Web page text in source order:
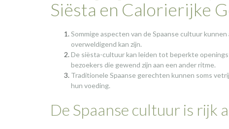
Siësta en Calorierijke
Sommige aspecten van de Spaanse cultuur
overweldigend kan zijn.
De siësta-cultuur kan leiden tot beperkte
bezoekers die gewend zijn aan een ander ritme.
Traditionele Spaanse gerechten kunnen soms
hun voeding.
De Spaanse cultuur is rijk